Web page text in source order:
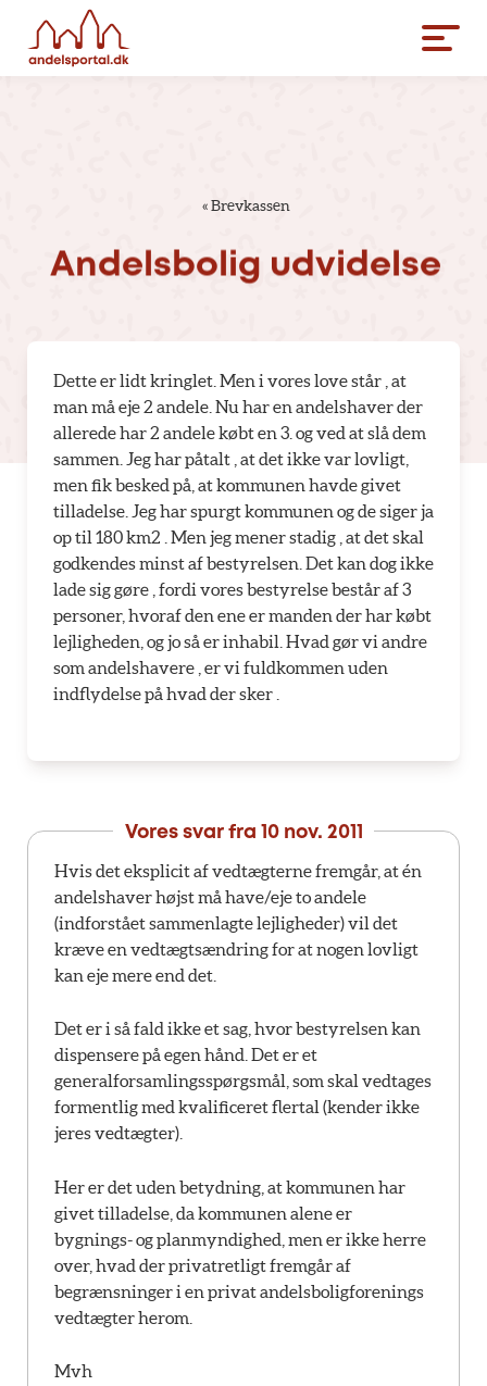
«Brevkassen
Andelsbolig udvidelse
Dette er lidt kringlet. Men i vores love står , at
man må eje 2 andele. Nu har en andelshaver der
allerede har 2 andele købt en 3. og ved at slå dem
sammen. Jeg har påtalt , at det ikke var lovligt,
men fik besked på, at kommunen havde givet
tilladelse. Jeg har spurgt kommunen og de siger ja
op til 180 km2 . Men jeg mener stadig , at det skal
godkendes minst af bestyrelsen. Det kan dog ikke
lade sig gøre , fordi vores bestyrelse består af 3
personer, hvoraf den ene er manden der har købt
lejligheden, og jo så er inhabil. Hvad gør vi andre
som andelshavere , er vi fuldkommen uden
indflydelse på hvad der sker .
Vores svar fra 10 nov. 2011
Hvis det eksplicit af vedtægterne fremgår, at én
andelshaver højst må have/eje to andele
(indforstået sammenlagte lejligheder) vil det
kræve en vedtægtsændring for at nogen lovligt
kan eje mere end det.
Det er i så fald ikke et sag, hvor bestyrelsen kan
dispensere på egen hånd. Det er et
generalforsamlingsspørgsmål, som skal vedtages
formentlig med kvalificeret flertal (kender ikke
jeres vedtægter).
Her er det uden betydning, at kommunen har
givet tilladelse, da kommunen alene er
bygnings- og planmyndighed, men er ikke herre
over, hvad der privatretligt fremgår af
begrænsninger i en privat andelsboligforenings
vedtægter herom.
Mvh